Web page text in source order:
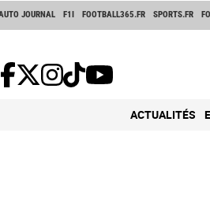
JOURNAL F1I FOOTBALL365.FR SPORTS.FR
ACTUALITÉS